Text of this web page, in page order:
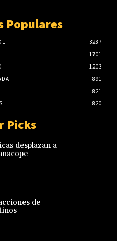
Populares
3287
1701
1203
891
821
820
Picks
desplazan a
de